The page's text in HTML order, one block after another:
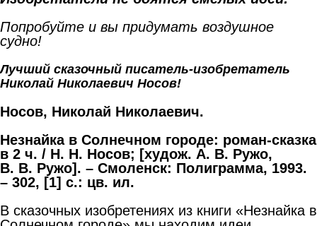
Попробуйте и вы придумать воздушное
судно!
Лучший сказочный писатель-изобретатель
Николай Николаевич Носов!
Носов, Николай Николаевич.
Незнайка в Солнечном городе: роман-сказка
в 2 ч. / Н. Н. Носов; [худож. А. В. Ружо,
В. В. Ружо]. – Смоленск: Полиграмма, 1993.
– 302, [1] с.: цв. ил.
В сказочных изобретениях из книги «Незнайка в